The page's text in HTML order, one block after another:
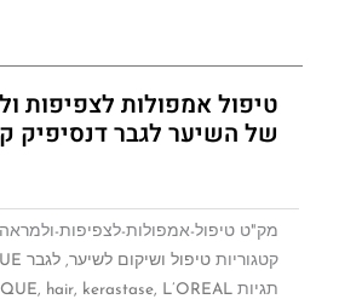
טיפול אמפולות לצפיפות
של השיער לגבר דנסיפיק
מק"ט טיפול-אמפולות-לצפיפות-
קטגוריות טיפול ושיקום לשיער, לגבר DENSIFIQUE
תגיות
, hair, kerastase, L’OREAL